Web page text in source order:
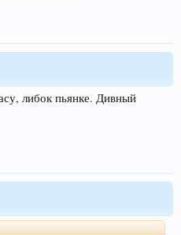
либок пьянке. Дивный